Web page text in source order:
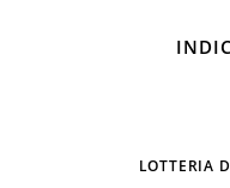
LOTTERIA